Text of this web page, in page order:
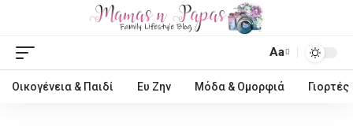
Aa
Οικογένεια & Παιδί Ευ Ζην Μόδα & Ομορφιά Γιορτές